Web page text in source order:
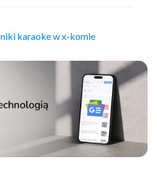
karaoke w x-komie